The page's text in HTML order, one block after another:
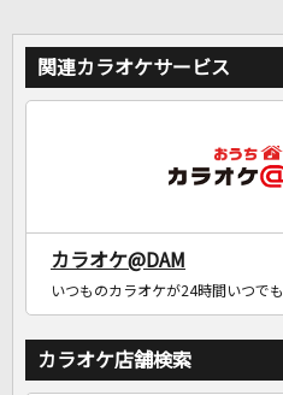
関連カラオケサービス
カラオケ@DAM
いつものカラオケが24時間いつで
カラオケ店舗検索